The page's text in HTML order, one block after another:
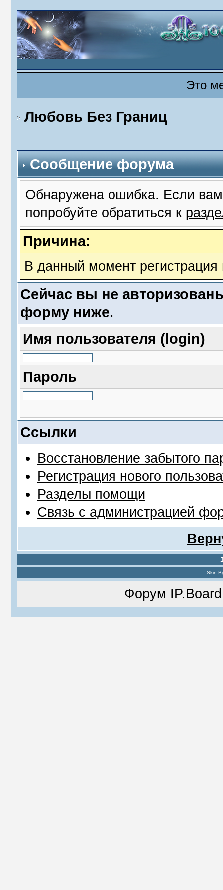
Это
Любовь Без Границ
Сообщение форума
Обнаружена ошибка. Если
попробуйте обратиться к
Причина:
В данный момент
Сейчас вы не
форму ниже.
Имя пользователя (login)
Пароль
Ссылки
Восстановление забытого
Регистрация нового
Разделы помощи
Связь с администрацией
Skin
Форум IP.Board